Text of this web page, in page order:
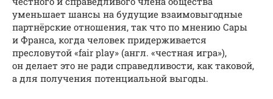
уменьшает шансы на будущие взаимовыгодные
партнёрские отношения, так что по мнению Сары
и Франса, когда человек придерживается
пресловутой «fair play» (англ. «честная игра»),
он делает это не ради справедливости, как таковой,
а для получения потенциальной выгоды.